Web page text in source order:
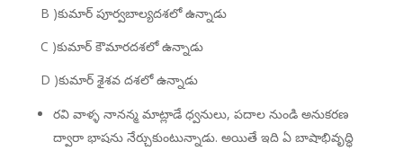
B )కుమార్ పూర్వబాల్యదశలో ఉన్నాడు
C )కుమార్ కౌమారదశలో ఉన్నాడు
D )కుమార్ శైశవ దశలో ఉన్నాడు
రవి వాళ్ళ నానన్మ మాట్లాడే ధ్వనులు, పదాల నుండి అనుకరణ
ద్వారా భాషను నేర్చుకుంటున్నాడు. అయితే ఇది ఏ బాషాభివృద్ధి